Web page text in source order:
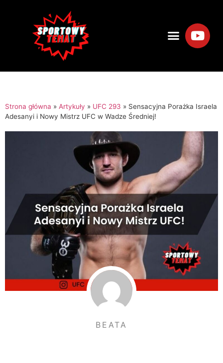
Strona główna » Artykuły » UFC 293 » Sensacyjna Porażka Israela
Adesanyi i Nowy Mistrz UFC w Wadze Średniej!
BEATA